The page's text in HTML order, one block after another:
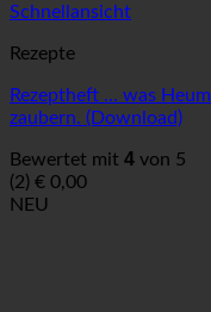
Schnellansicht
Rezepte
Rezeptheft … was
zaubern. (Download)
Bewertet mit 4 von 5
(2) € 0,00
NEU